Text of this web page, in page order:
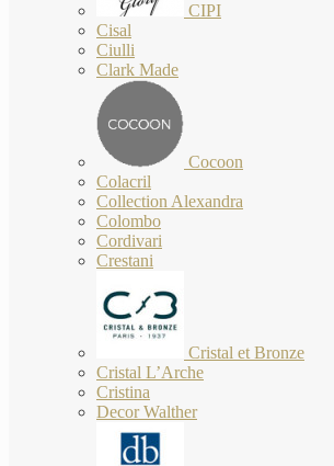
CIPI
Cisal
Ciulli
Clark Made
Cocoon
Colacril
Collection Alexandra
Colombo
Cordivari
Crestani
Cristal et Bronze
Cristal L’Arche
Cristina
Decor Walther